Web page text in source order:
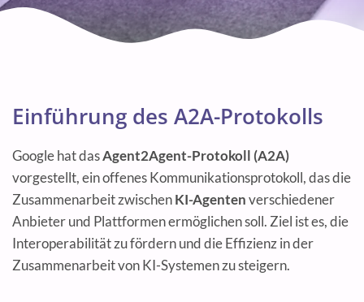
Einführung des A2A-Protokolls
Google hat dasAgent2Agent-Protokoll (A2A)
vorgestellt, ein offenes Kommunikationsprotokoll, das die
Zusammenarbeit zwischenKI-Agentenverschiedener
Anbieter und Plattformen ermöglichen soll. Ziel ist es, die
Interoperabilität zu fördern und die Effizienz in der
Zusammenarbeit von KI-Systemen zu steigern.